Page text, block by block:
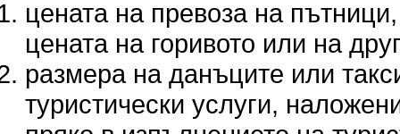
цената на превоза на
цената на горивото или на
размера на данъците или
туристически услуги,